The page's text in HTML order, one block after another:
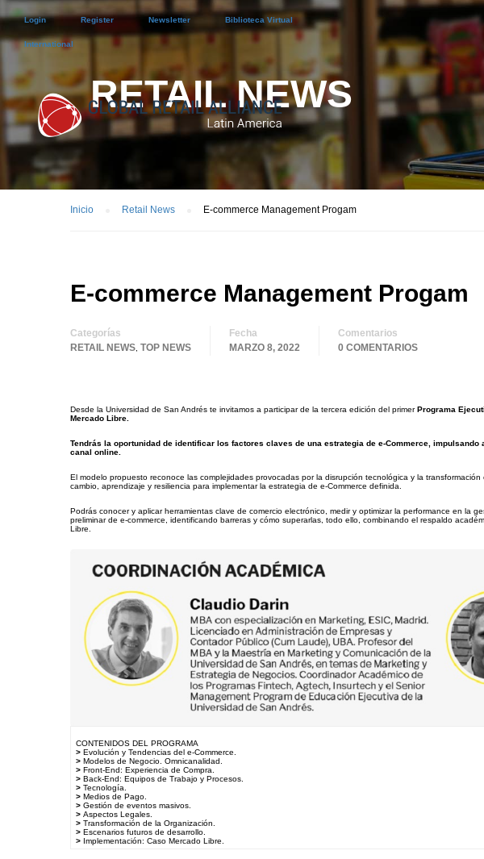
Login Register Newsletter Biblioteca Virtual
International
RETAIL NEWS
Inicio Retail News E-commerce Management Progam
E-commerce Management Progam
Categorías
RETAIL NEWS TOP NEWS
Fecha
MARZO 8, 2022
Comentarios
0 COMENTARIOS
Desde la Universidad de San Andrés te invitamos a participar de la tercera edición del primerPrograma
Mercado Libre.
Tendrás la oportunidad de identificar los factores claves de una estrategia de e-Commerce,
canal online.
El modelo propuesto reconoce las complejidades provocadas por la disrupción tecnológica y la
cambio, aprendizaje y resiliencia para implementar la estrategia de e-Commerce definida.
Podrás conocer y aplicar herramientas clave de comercio electrónico, medir y optimizar la performance en la
preliminar de e-commerce, identificando barreras y cómo superarlas, todo ello, combinando el respaldo
Libre.
CONTENIDOS DEL PROGRAMA
> Evolución y Tendencias del e-Commerce.
> Modelos de Negocio. Omnicanalidad.
> Front-End: Experiencia de Compra.
> Back-End: Equipos de Trabajo y Procesos.
> Tecnología.
> Medios de Pago.
> Gestión de eventos masivos.
> Aspectos Legales.
> Transformación de la Organización.
> Escenarios futuros de desarrollo.
> Implementación: Caso Mercado Libre.